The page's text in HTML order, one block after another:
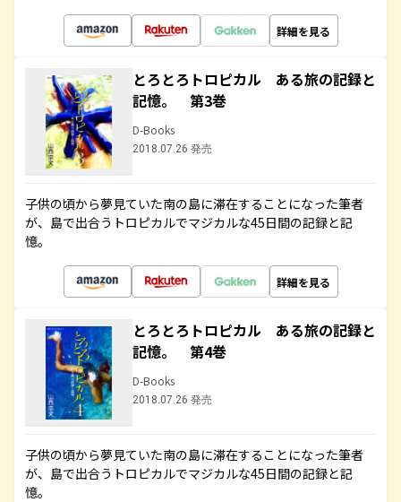
詳細を見る
とろとろトロピカル ある旅の記録と
記憶。 第3巻
D-Books
2018.07.26 発売
子供の頃から夢見ていた南の島に滞在することになった筆者
が、島で出合うトロピカルでマジカルな45日間の記録と記
憶。
詳細を見る
とろとろトロピカル ある旅の記録と
記憶。 第4巻
D-Books
2018.07.26 発売
子供の頃から夢見ていた南の島に滞在することになった筆者
が、島で出合うトロピカルでマジカルな45日間の記録と記
憶。